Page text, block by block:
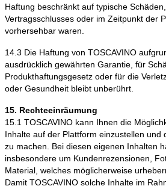
Haftung beschränkt auf typische
Vertragsschlusses oder im Zeitpunkt der
vorhersehbar waren.
14.3 Die Haftung von TOSCAVINO
ausdrücklich gewährten Garantie, für
Produkthaftungsgesetz oder für die
oder Gesundheit bleibt unberührt.
15. Rechteeinräumung
15.1 TOSCAVINO kann Ihnen die
Inhalte auf der Plattform einzustellen und
zu machen. Bei diesen eigenen Inhalten
insbesondere um Kundenrezensionen,
Material, welches möglicherweise
Damit TOSCAVINO solche Inhalte im